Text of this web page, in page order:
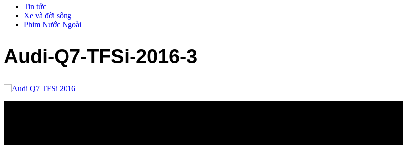
Tin tức
Xe và đời sống
Phim Nước Ngoài
Audi-Q7-TFSi-2016-3